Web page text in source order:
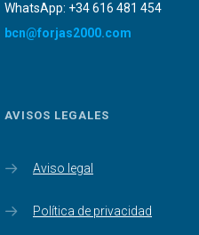
WhatsApp: +34 616 481 454
bcn@forjas2000.com
AVISOS LEGALES
Aviso legal
Política de privacidad